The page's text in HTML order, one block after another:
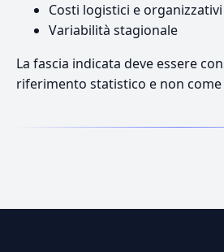
Costi logistici e organizzativi
Variabilità stagionale
La fascia indicata deve essere
riferimento statistico e non